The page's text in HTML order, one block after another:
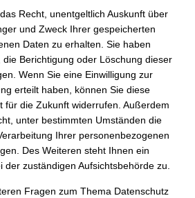
Recht, unentgeltlich Auskunft über
und Zweck Ihrer gespeicherten
Daten zu erhalten. Sie haben
Berichtigung oder Löschung dieser
Wenn Sie eine Einwilligung zur
erteilt haben, können Sie diese
für die Zukunft widerrufen. Außerdem
unter bestimmten Umständen die
Ihrer personenbezogenen
Des Weiteren steht Ihnen ein
der zuständigen Aufsichtsbehörde zu.
Fragen zum Thema Datenschutz